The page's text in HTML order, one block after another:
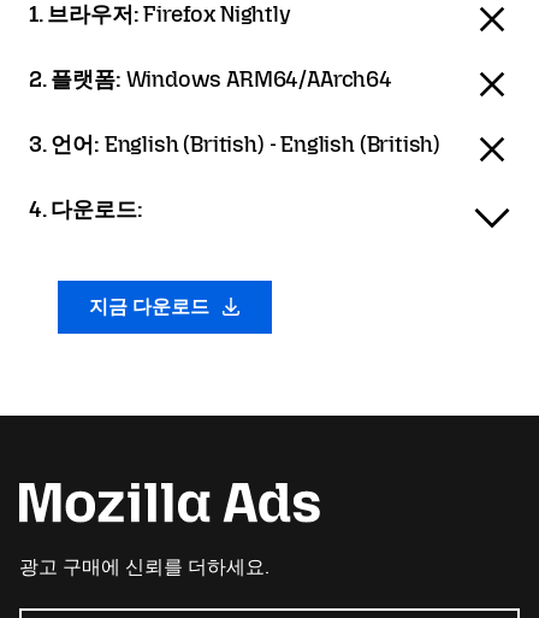
1. 브라우저:Firefox Nightly
2. 플랫폼: Windows ARM64/AArch64
3. 언어: English (British) - English (British)
4. 다운로드:
지금 다운로드
광고 구매에 신뢰를 더하세요.